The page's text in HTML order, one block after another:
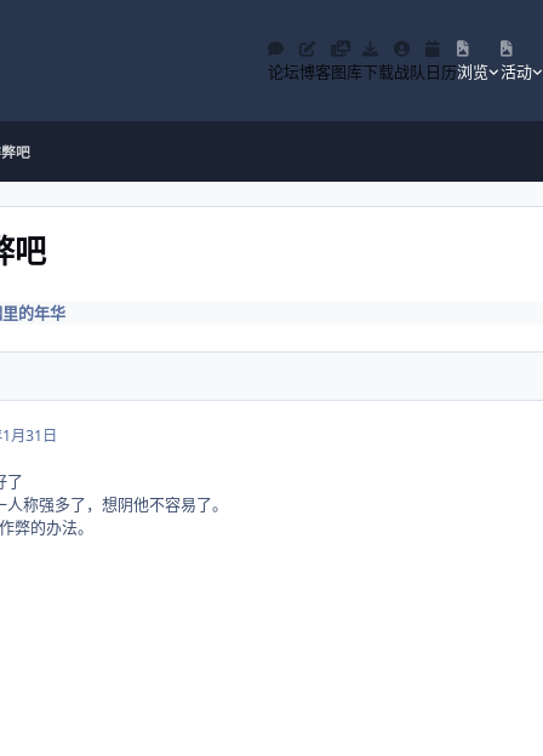
论坛博客图库下载战队 日历浏览 活动
吧
吧
的年华
月31日
了
称强多了，想阴他不容易了。
弊的办法。